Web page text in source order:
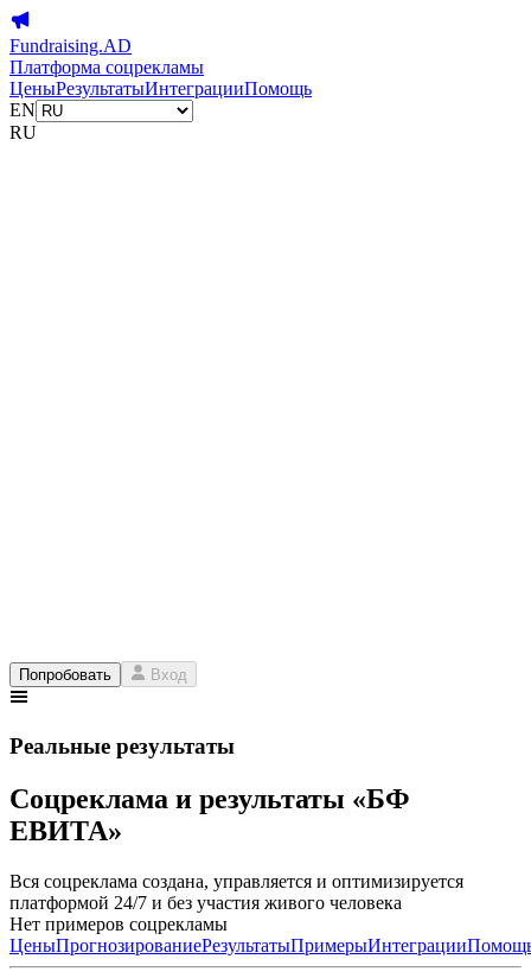
Fundraising.AD
Платформа соцрекламы
ЦеныРезультатыИнтеграцииПомощь
EN
RU
Попробовать Вход
Реальные результаты
Соцреклама и результаты «БФ
ЕВИТА»
Вся соцреклама создана, управляется и оптимизируется
платформой 24/7 и без участия живого человека
Нет примеров соцрекламы
ЦеныПрогнозированиеРезультатыПримерыИнтеграции